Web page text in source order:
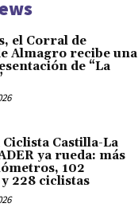
el Corral de
Almagro recibe una
de “La
Castilla-La
ya rueda: más
102
228 ciclistas